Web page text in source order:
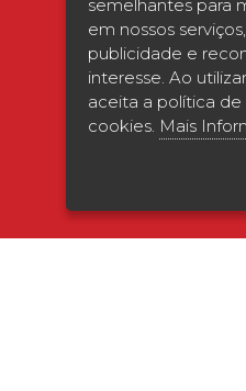
semelhantes para
em nossos
publicidade e
interesse. Ao
aceita a política
cookies. Mais